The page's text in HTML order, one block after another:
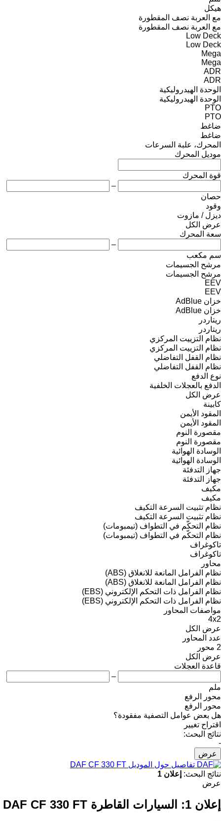
هيكل
مع العربة نصف المقطورة
مع العربة نصف المقطورة
Low Deck
Low Deck
Mega
Mega
ADR
ADR
الوحدة الهيدروليكية
الوحدة الهيدروليكية
PTO
PTO
ضاغط
ضاغط
المحرك، علبة السرعات
موديل المحرك
قوة المحرك
–
حصان
وقود
ديزل / مازوت
عرض الكل
سعة المحرك
–
سم مكعب
مرشح الجسيمات
مرشح الجسيمات
EEV
EEV
خزان AdBlue
خزان AdBlue
ريتاردر
ريتاردر
نظام التزييت المركزي
نظام التزييت المركزي
نظام القفل التفاضلي
نظام القفل التفاضلي
نوع الدفع
الدفع بالعجلات الخلفية
عرض الكل
كابينة
المقود الأيمن
المقود الأيمن
مقصورة النوم
مقصورة النوم
الوسادة الهوائية
الوسادة الهوائية
جهاز التدفئة
جهاز التدفئة
مكيف
مكيف
نظام تثبيت السرعة التكيف
نظام تثبيت السرعة التكيف
نظام التحكّم في التطواف (تيمبومات)
نظام التحكّم في التطواف (تيمبومات)
تاكوغراف
تاكوغراف
محاور
نظام الفرامل المانعة للانغلاق (ABS)
نظام الفرامل المانعة للانغلاق (ABS)
نظام الفرامل ذات التحكم الإلكتروني (EBS)
نظام الفرامل ذات التحكم الإلكتروني (EBS)
مواصفات المحاور
4x2
عرض الكل
عدد المحاور
2 محور
عرض الكل
قاعدة العجلات
–
ملم
محور الرفع
محور الرفع
هل بعض عوامل التصفية مفقودة؟
اقتراح تغيير
نتائج البحث:
-
عرض
تفاصيل حول الموديل DAF CF 330 FT
نتائج البحث: إعلان 1
عرض
إعلان 1: السيارات القاطرة DAF CF 330 FT